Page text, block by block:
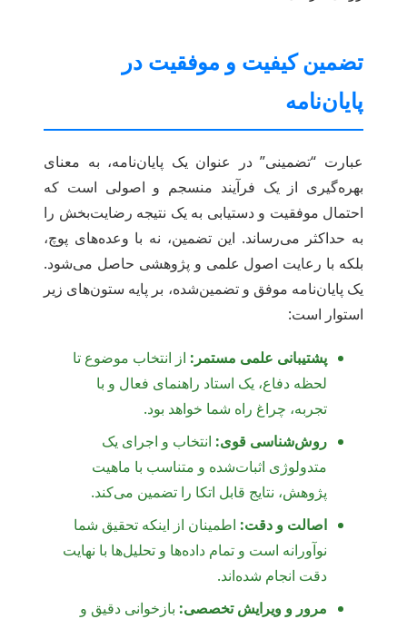
تضمین کیفیت و موفقیت در
پایان‌نامه
عبارت “تضمینی” در عنوان یک پایان‌نامه، به معنای
بهره‌گیری از یک فرآیند منسجم و اصولی است که
احتمال موفقیت و دستیابی به یک نتیجه رضایت‌بخش را
به حداکثر می‌رساند. این تضمین، نه با وعده‌های پوچ،
بلکه با رعایت اصول علمی و پژوهشی حاصل می‌شود.
یک پایان‌نامه موفق و تضمین‌شده، بر پایه ستون‌های زیر
استوار است:
پشتیبانی علمی مستمر: از انتخاب موضوع تا
لحظه دفاع، یک استاد راهنمای فعال و با
تجربه، چراغ راه شما خواهد بود.
روش‌شناسی قوی: انتخاب و اجرای یک
متدولوژی اثبات‌شده و متناسب با ماهیت
پژوهش، نتایج قابل اتکا را تضمین می‌کند.
اصالت و دقت: اطمینان از اینکه تحقیق شما
نوآورانه است و تمام داده‌ها و تحلیل‌ها با نهایت
دقت انجام شده‌اند.
مرور و ویرایش تخصصی: بازخوانی دقیق و